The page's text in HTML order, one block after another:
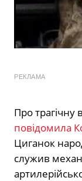
РЕКЛАМА
Про трагічну
повідомила
Циганок
служив